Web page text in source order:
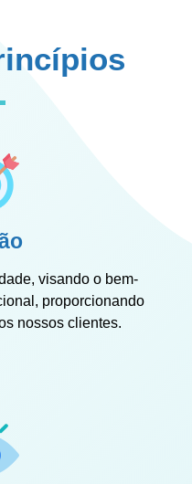
visando o bem-
proporcionando
nossos clientes.